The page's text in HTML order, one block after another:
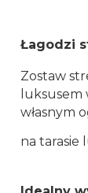
Łagodzi
Zostaw
własnym
na tarasie